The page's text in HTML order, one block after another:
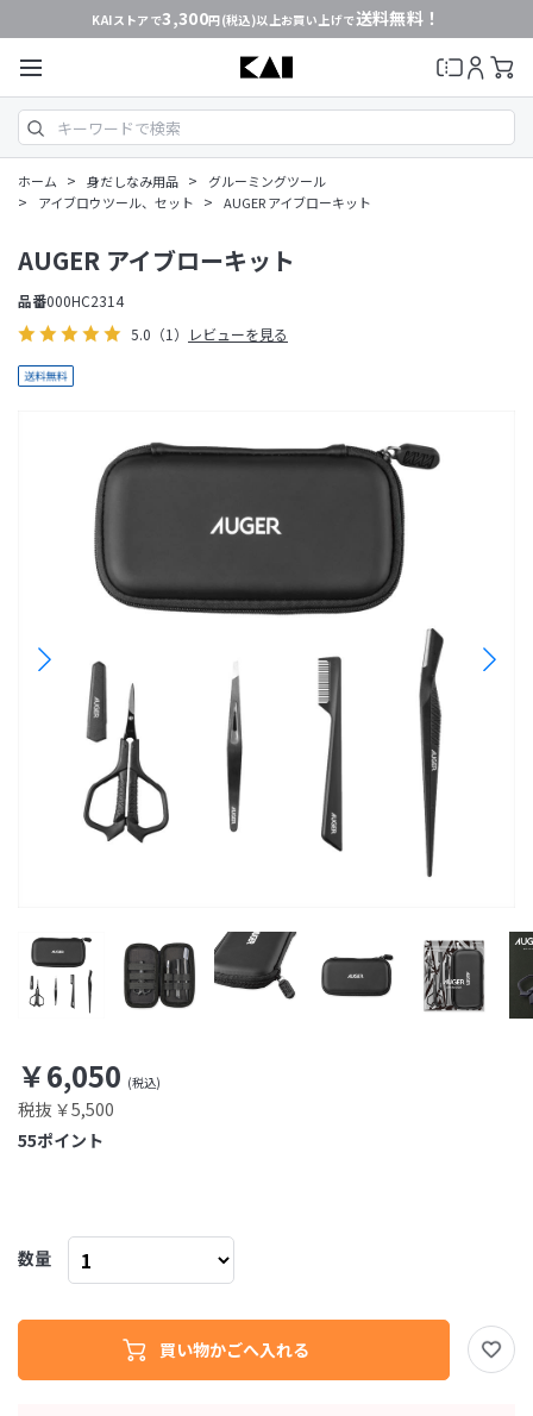
KAIストアで3,300円(税込)以上お買い上げで送料無料！
ホーム > 身だしなみ用品 > グルーミングツール
> アイブロウツール、セット > AUGER アイブローキット
5.0 （1） レビューを見る
AUGER アイブローキット
￥6,050
税抜 ￥5,500
品番000HC2314
ポイント
55
数量